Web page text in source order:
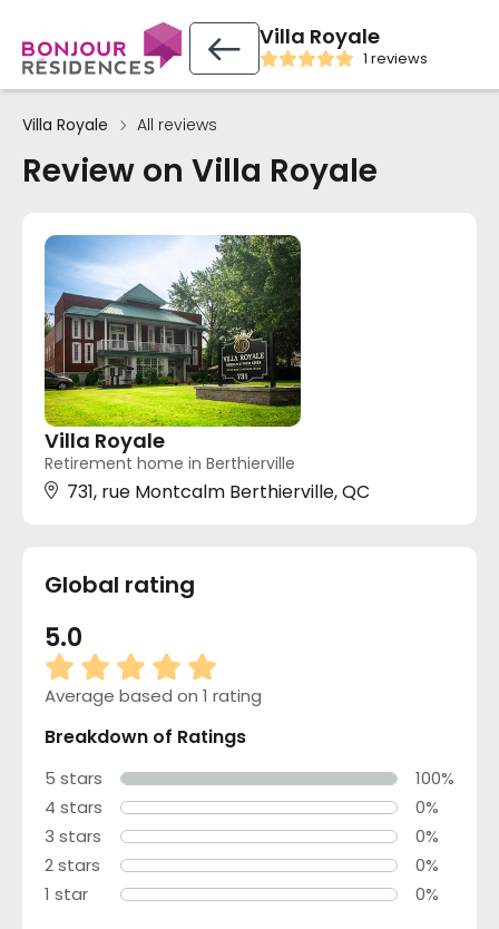
Villa Royale
1 reviews
Villa Royale All reviews
Review on Villa Royale
Villa Royale
Retirement home in Berthierville
731, rue Montcalm Berthierville, QC
Global rating
5.0
Average based on 1 rating
Breakdown of Ratings
5 stars
100%
4 stars
0%
3 stars
0%
2 stars
0%
1 star
0%